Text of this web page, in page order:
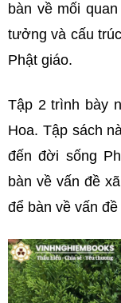
bàn về mối
tưởng và cấu
Phật giáo.
Tập 2 trình bày
Hoa. Tập sách
đến đời sống
bàn về vấn đề
để bàn về vấn